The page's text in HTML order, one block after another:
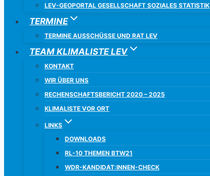
LEV-GEOPORTAL GESELLSCHAFT SOZIALES STATISTIK
TERMINE
TERMINE AUSSCHÜSSE UND RAT LEV
TEAM KLIMALISTE LEV
KONTAKT
WIR ÜBER UNS
RECHENSCHAFTSBERICHT 2020 – 2025
KLIMALISTE VOR ORT
LINKS
DOWNLOADS
RL-10 THEMEN BTW21
WDR-KANDIDAT:INNEN-CHECK